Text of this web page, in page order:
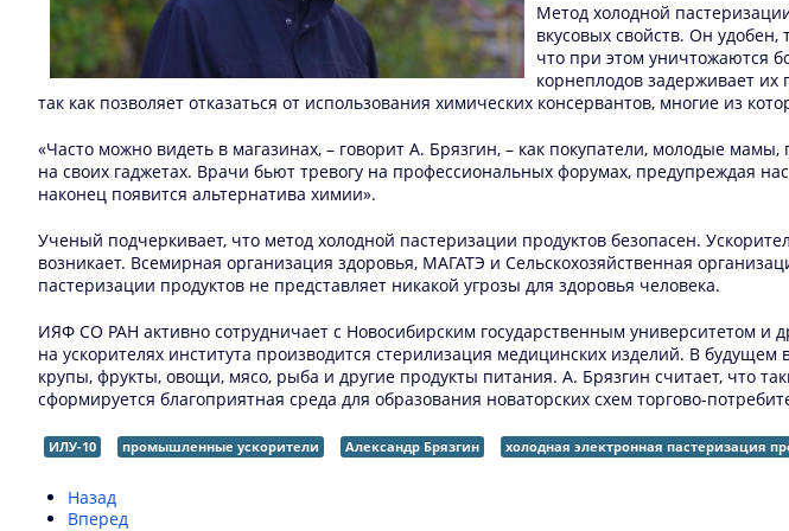
Метод холодной
вкусовых свойств. Он
что при этом уничтожаются
корнеплодов задерживает
так как позволяет отказаться от использования химических консервантов, многие из
«Часто можно видеть в магазинах, – говорит А. Брязгин, – как покупатели, молодые
на своих гаджетах. Врачи бьют тревогу на профессиональных форумах, предупреждая
наконец появится альтернатива химии».
Ученый подчеркивает, что метод холодной пастеризации продуктов безопасен.
возникает. Всемирная организация здоровья, МАГАТЭ и Сельскохозяйственная
пастеризации продуктов не представляет никакой угрозы для здоровья человека.
ИЯФ СО РАН активно сотрудничает с Новосибирским государственным университетом
на ускорителях института производится стерилизация медицинских изделий. В
крупы, фрукты, овощи, мясо, рыба и другие продукты питания. А. Брязгин считает, что
сформируется благоприятная среда для образования новаторских схем торгово-
ИЛУ-10 промышленные ускорители Александр Брязгин холодная электронная пастеризация
Назад
Вперед